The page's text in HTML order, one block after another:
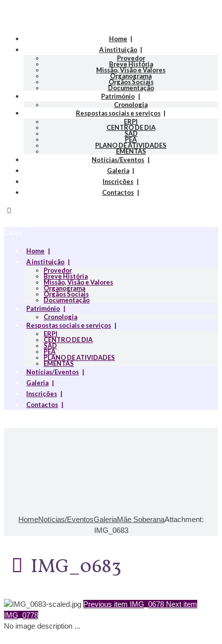
Home
A instituição
Provedor
Breve História
Missão, Visão e Valores
Organograma
Orgãos Sociais
Documentação
Património
Cronologia
Respostas sociais e serviços
ERPI
CENTRO DE DIA
SAD
PEA
PLANO DE ATIVIDADES
EMENTAS
Notícias/Eventos
Galeria
Inscrições
Contactos
Home
A instituição
Provedor
Breve História
Missão, Visão e Valores
Organograma
Orgãos Sociais
Documentação
Património
Cronologia
Respostas sociais e serviços
ERPI
CENTRO DE DIA
SAD
PEA
PLANO DE ATIVIDADES
EMENTAS
Notícias/Eventos
Galeria
Inscrições
Contactos
HomeNotícias/EventosGaleriaMãe SoberanaAttachment:
IMG_0683
IMG_0683
Previous item IMG_0678 Next item
IMG_0778
No image description ...